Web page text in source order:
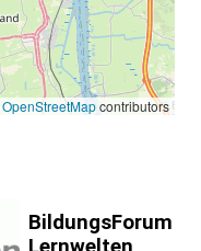
OpenStreetMapcontributors
BildungsForum